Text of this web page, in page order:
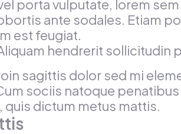
porta vulputate, lorem
ante sodales. Etiam
est feugiat.
hendrerit sollicitudin
sagittis dolor sed mi
sociis natoque
dictum metus mattis.